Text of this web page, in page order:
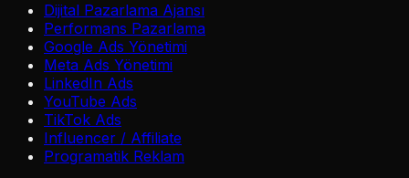
Dijital Pazarlama Ajansı
Performans Pazarlama
Google Ads Yönetimi
Meta Ads Yönetimi
LinkedIn Ads
YouTube Ads
TikTok Ads
Influencer / Affiliate
Programatik Reklam